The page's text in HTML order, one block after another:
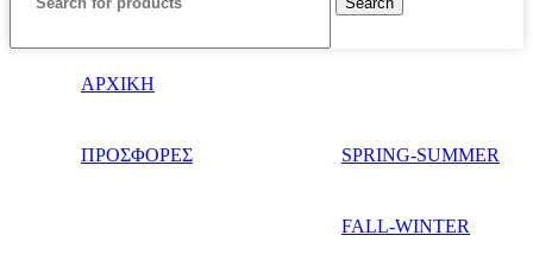
ΑΡΧΙΚΗ
ΠΡΟΣΦΟΡΕΣ SPRING-SUMMER
FALL-WINTER